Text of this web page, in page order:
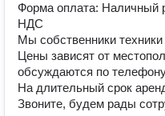
Форма оплата: Наличный
НДС
Мы собственники техники
Цены зависят от
обсуждаются по
На длительный срок
Звоните, будем рады